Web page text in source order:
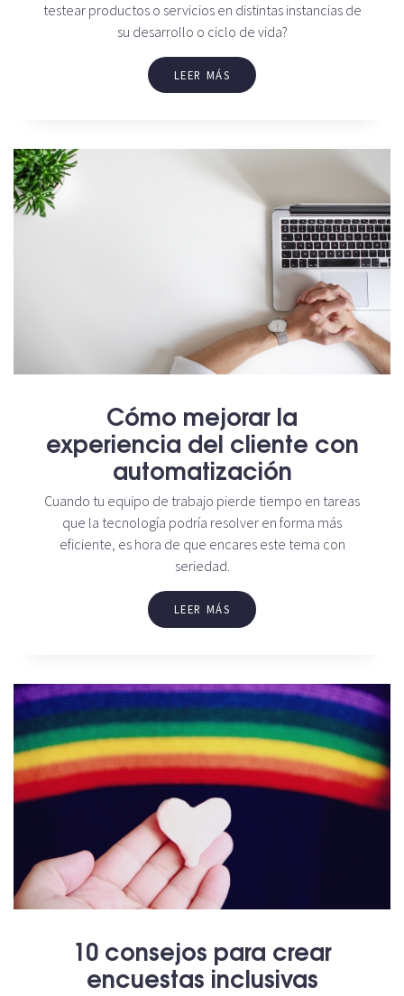
testear productos o servicios en distintas instancias de
su desarrollo o ciclo de vida?
LEER MÁS
Cómo mejorar la
experiencia del cliente con
automatización
Cuando tu equipo de trabajo pierde tiempo en tareas
que la tecnología podría resolver en forma más
eficiente, es hora de que encares este tema con
seriedad.
LEER MÁS
10 consejos para crear
encuestas inclusivas